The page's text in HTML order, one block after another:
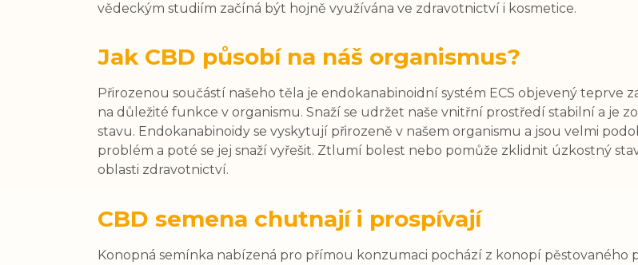
vědeckým studiím začíná být hojně využívána ve zdravotnictví i kosmetice.
Jak CBD působí na náš organismus?
Přirozenou součástí našeho těla je endokanabinoidní systém ECS objevený
na důležité funkce v organismu. Snaží se udržet naše vnitřní prostředí stabilní a je
stavu. Endokanabinoidy se vyskytují přirozeně v našem organismu a jsou velmi
problém a poté se jej snaží vyřešit. Ztlumí bolest nebo pomůže zklidnit úzkostný
oblasti zdravotnictví.
CBD semena chutnají i prospívají
Konopná semínka nabízená pro přímou konzumaci pochází z konopí pěstovaného